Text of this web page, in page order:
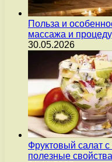
Польза и
массажа и
30.05.2026
Фруктовый салат
полезные свойства